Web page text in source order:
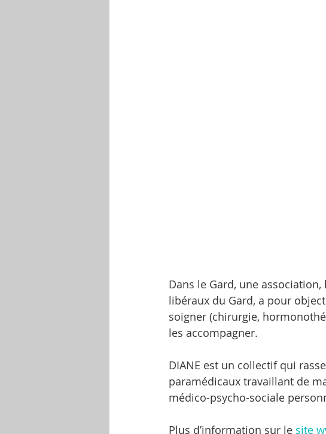
Dans le Gard, une
libéraux du Gard, a pour
soigner (chirurgie,
les accompagner.
DIANE est un collectif qui
paramédicaux travaillant de
médico-psycho-sociale
Plus d’information sur le site